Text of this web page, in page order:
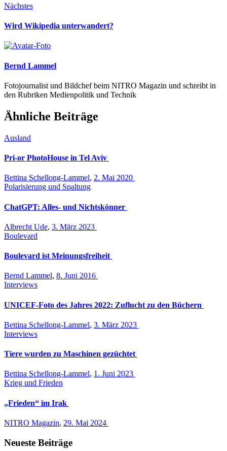
Nächstes
Wird Wikipedia unterwandert?
Bernd Lammel
Fotojournalist und Bildchef beim NITRO Magazin und schreibt in
den Rubriken Medienpolitik und Technik
Ähnliche Beiträge
Ausland
Pri-or PhotoHouse in Tel Aviv
Bettina Schellong-Lammel, 2. Mai 2020
Polarisierung und Spaltung
ChatGPT: Alles- und Nichtskönner
Albrecht Ude, 3. März 2023
Boulevard
Boulevard ist Meinungsfreiheit
Bernd Lammel, 8. Juni 2016
Interviews
UNICEF-Foto des Jahres 2022: Zuflucht zu den Büchern
Bettina Schellong-Lammel, 3. März 2023
Interviews
Tiere wurden zu Maschinen gezüchtet
Bettina Schellong-Lammel, 1. Juni 2023
Krieg und Frieden
„Frieden“ im Irak
NITRO Magazin, 29. Mai 2024
Neueste Beiträge